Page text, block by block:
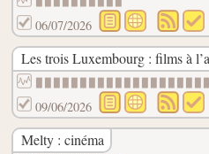
06/07/2026
Les trois Luxembourg : films à
09/06/2026
Melty : cinéma